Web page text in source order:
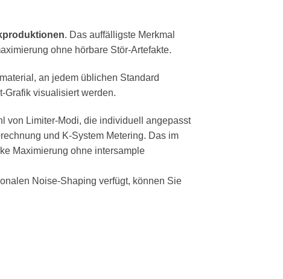
. Das auffälligste Merkmal
ohne hörbare Stör-Artefakte.
an jedem üblichen Standard
Grafik visualisiert werden.
von Limiter-Modi, die individuell angepasst
und K-System Metering. Das im
Maximierung ohne intersample
Noise-Shaping verfügt, können Sie